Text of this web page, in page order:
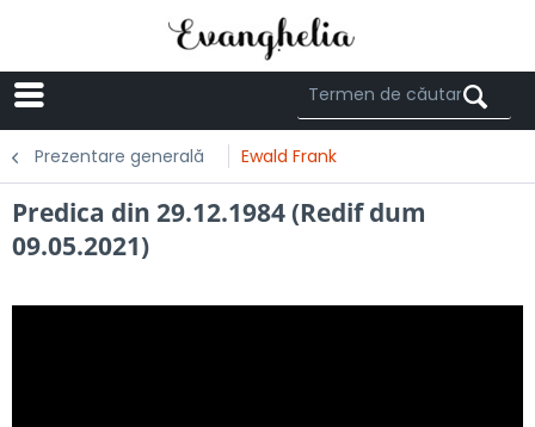
Prezentare generală Ewald Frank
Predica din 29.12.1984 (Redif dum
09.05.2021)